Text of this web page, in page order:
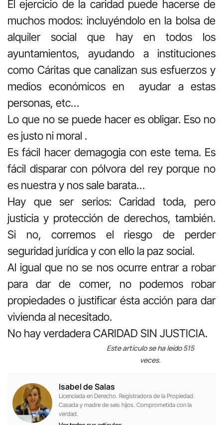
El ejercicio de la caridad puede hacerse de
muchos modos: incluyéndolo en la bolsa de
alquiler social que hay en todos los
ayuntamientos, ayudando a instituciones
como Cáritas que canalizan sus esfuerzos y
medios económicos en ayudar a estas
personas, etc…
Lo que no se puede hacer es obligar. Eso no
es justo ni moral .
Es fácil hacer demagogia con este tema. Es
fácil disparar con pólvora del rey porque no
es nuestra y nos sale barata…
Hay que ser serios: Caridad toda, pero
justicia y protección de derechos, también.
Si no, corremos el riesgo de perder
seguridad jurídica y con ello la paz social.
Al igual que no se nos ocurre entrar a robar
para dar de comer, no podemos robar
propiedades o justificar ésta acción para dar
vivienda al necesitado.
No hay verdadera CARIDAD SIN JUSTICIA.
Este artículo se ha leído 515
veces.
Isabel de Salas
Licenciada en Derecho. Registradora de la Propiedad.
Casada y madre de seis hijos. Comprometida con la
verdad.